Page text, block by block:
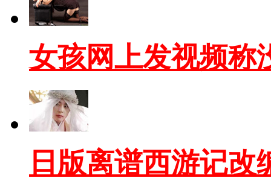
女孩网上发视频称
日版离谱西游记